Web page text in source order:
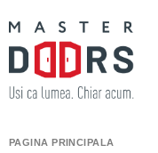
PAGINA PRINCIPALĂ